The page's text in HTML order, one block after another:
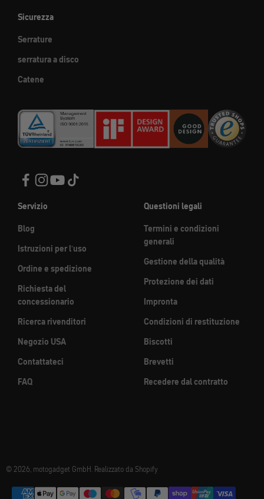
Sicurezza
Serrature
serratura a disco
Catene
Servizio
Blog
Istruzioni per l'uso
Ordine e spedizione
Richiesta del
concessionario
Ricerca rivenditori
Negozio USA
Contattateci
FAQ
Questioni legali
Termini e condizioni
generali
Gestione della qualità
Protezione dei dati
Impronta
Condizioni di restituzione
Biscotti
Brevetti
Recedere dal contratto
© 2026, motogadget GmbH. Realizzato da Shopify